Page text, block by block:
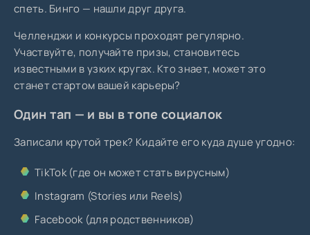
спеть. Бинго — нашли друг друга.
Челленджи и конкурсы проходят регулярно.
Участвуйте, получайте призы, становитесь
известными в узких кругах. Кто знает, может это
станет стартом вашей карьеры?
Один тап — и вы в топе социалок
Записали крутой трек? Кидайте его куда душе угодно:
TikTok (где он может стать вирусным)
Instagram (Stories или Reels)
Facebook (для родственников)